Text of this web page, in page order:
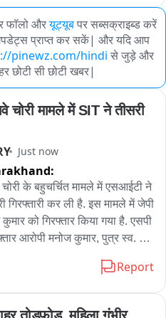
फॉलो औरयूट्यूबपर सब्सक्राइब्ड करें
प्राप्त कर सकें| और यदि आप
pinewz.com/hindi से जुड़े और
छोटी सी छोटी खबर|
चोरी मामले में SIT ने तीसरी
Just now
चोरी के बहुचर्चित मामले में एसआईटी ने
गिरफ्तारी कर ली है. इस मामले में जेपी
को गिरफ्तार किया गया है. एसपी
आरोपी मनोज कुमार, पुत्र स्व.
कुमार का बद्रीनाथ मंदिर में अक्सर
सीसीटीवी फुटेज में मनोज कुमार
Report